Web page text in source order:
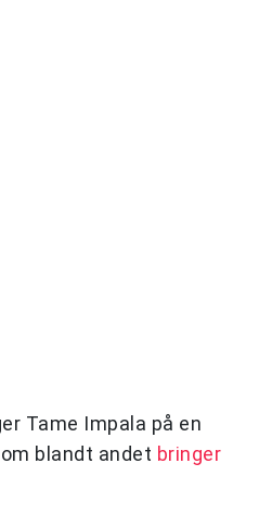
Tame Impala på en
blandt andet bringer